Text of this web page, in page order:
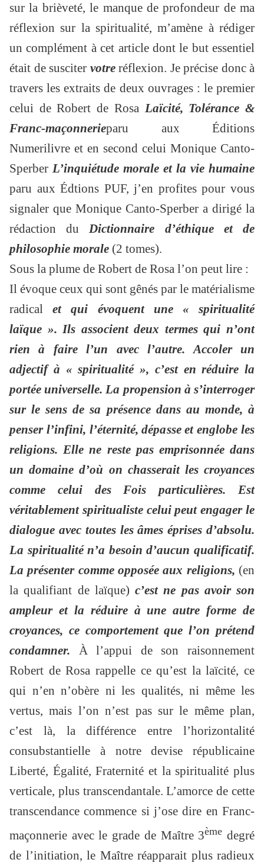
sur la brièveté, le manque de profondeur de ma
réflexion sur la spiritualité, m’amène à rédiger
un complément à cet article dont le but essentiel
était de susciter votreréflexion. Je précise donc à
travers les extraits de deux ouvrages : le premier
celui de Robert de Rosa Laïcité, Tolérance &
Franc-maçonnerieparu aux Éditions
Numerilivre et en second celui Monique Canto-
Sperber L’inquiétude morale et la vie humaine
paru aux Édtions PUF, j’en profites pour vous
signaler que Monique Canto-Sperber a dirigé la
rédaction duDictionnaire d’éthique et de
philosophie morale (2 tomes).
Sous la plume de Robert de Rosa l’on peut lire :
Il évoque ceux qui sont gênés par le matérialisme
radicalet qui évoquent une « spiritualité
laïque ». Ils associent deux termes qui n’ont
rien à faire l’un avec l’autre. Accoler un
adjectif à « spiritualité », c’est en réduire la
portée universelle. La propension à s’interroger
sur le sens de sa présence dans au monde, à
penser l’infini, l’éternité, dépasse et englobe les
religions. Elle ne reste pas emprisonnée dans
un domaine d’où on chasserait les croyances
comme celui des Fois particulières. Est
véritablement spiritualiste celui peut engager le
dialogue avec toutes les âmes éprises d’absolu.
La spiritualité n’a besoin d’aucun qualificatif.
La présenter comme opposée aux religions, (en
la qualifiant de laïque) c’est ne pas avoir son
ampleur et la réduire à une autre forme de
croyances, ce comportement que l’on prétend
condamner. À l’appui de son raisonnement
Robert de Rosa rappelle ce qu’est la laïcité, ce
qui n’en n’obère ni les qualités, ni même les
vertus, mais l’on n’est pas sur le même plan,
c’est là, la différence entre l’horizontalité
consubstantielle à notre devise républicaine
Liberté, Égalité, Fraternité et la spiritualité plus
verticale, plus transcendantale. L’amorce de cette
transcendance commence si j’ose dire en Franc-
maçonnerie avec le grade de Maître 3ème degré
de l’initiation, le Maître réapparait plus radieux